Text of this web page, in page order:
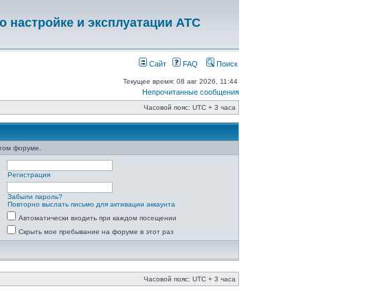
настройке и эксплуатации АТС
Сайт FAQ Поиск
Текущее время: 08 авг 2026, 11:44
Непрочитанные сообщения
Часовой пояс: UTC + 3 часа
форуме.
Регистрация
Забыли пароль?
Повторно выслать письмо для активации аккаунта
Автоматически входить при каждом посещении
Скрыть мое пребывание на форуме в этот раз
Часовой пояс: UTC + 3 часа